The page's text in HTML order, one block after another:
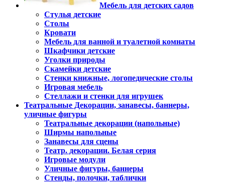
Мебель для детских садов
Стулья детские
Столы
Кровати
Мебель для ванной и туалетной комнаты
Шкафчики детские
Уголки природы
Скамейки детские
Стенки книжные, логопедические столы
Игровая мебель
Стеллажи и стенки для игрушек
Театральные Декорации, занавесы, баннеры,
уличные фигуры
Театральные декорации (напольные)
Ширмы напольные
Занавесы для сцены
Театр. декорации. Белая серия
Игровые модули
Уличные фигуры, баннеры
Стенды, полочки, таблички